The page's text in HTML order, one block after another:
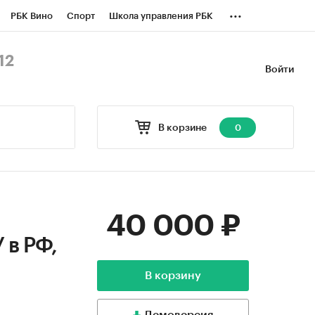
РБК Вино Спорт Школа управления РБК ...
Войти
В корзине 0
в РФ,
40 000 ₽
В корзину